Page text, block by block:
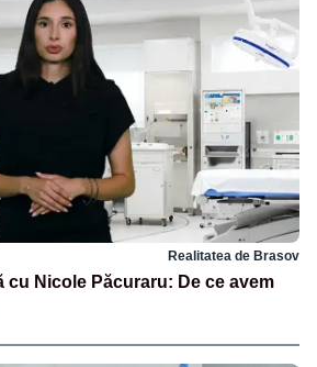
Realitatea de Brasov
cu Nicole Păcuraru: De ce avem